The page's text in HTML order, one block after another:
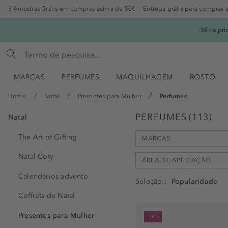
3 Amostras Grátis em compras acima de 50€ Entrega grátis para compras
-5€ na
MARCAS PERFUMES MAQUILHAGEM ROSTO
Home Natal Presentes para Mulher Perfumes
Natal
The Art of Gifting
Natal Coty
Calendários advento
Coffrets de Natal
Presentes para Mulher
PERFUMES (113)
MARCAS
Abercrombie & Fitch (1)
Boucheron (2)
ÁREA DE APLICAÇÃO
cabelo (27)
Seleção:
-36%